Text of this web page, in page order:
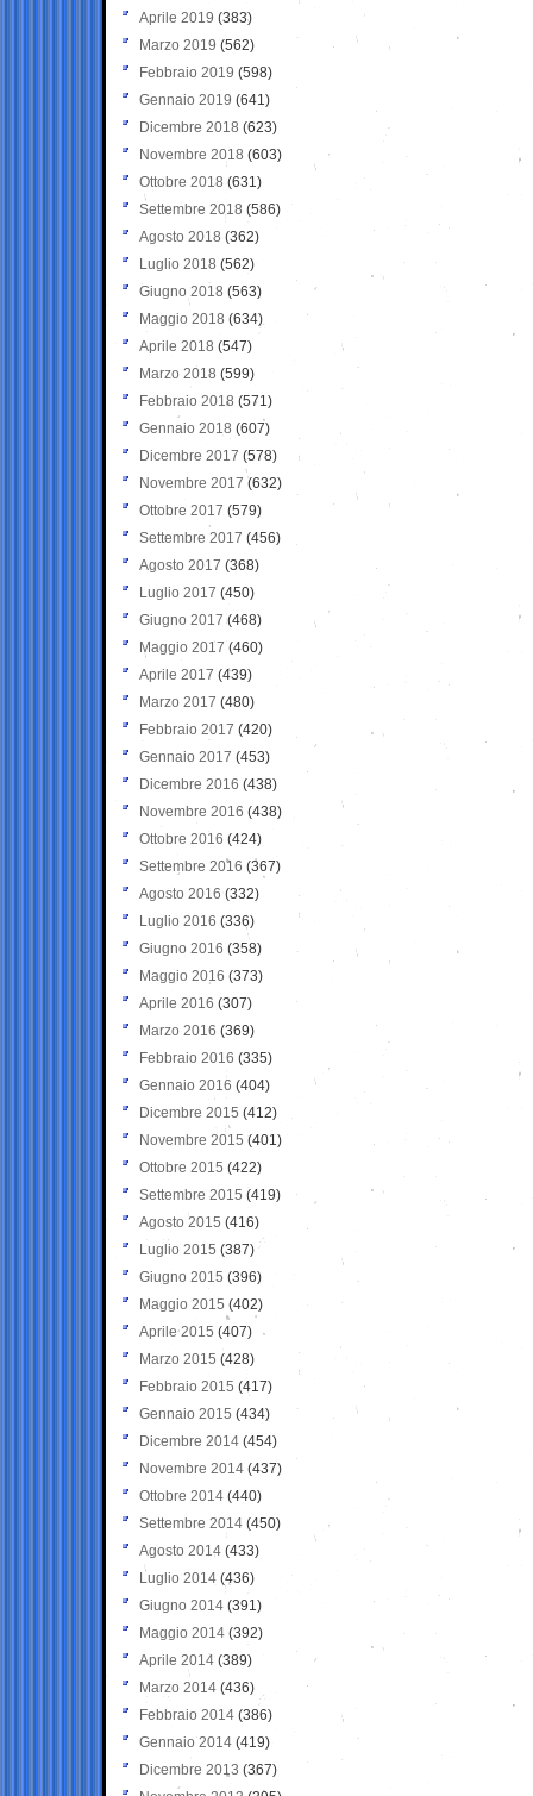
Aprile 2019 (383)
Marzo 2019 (562)
Febbraio 2019 (598)
Gennaio 2019 (641)
Dicembre 2018 (623)
Novembre 2018 (603)
Ottobre 2018 (631)
Settembre 2018 (586)
Agosto 2018 (362)
Luglio 2018 (562)
Giugno 2018 (563)
Maggio 2018 (634)
Aprile 2018 (547)
Marzo 2018 (599)
Febbraio 2018 (571)
Gennaio 2018 (607)
Dicembre 2017 (578)
Novembre 2017 (632)
Ottobre 2017 (579)
Settembre 2017 (456)
Agosto 2017 (368)
Luglio 2017 (450)
Giugno 2017 (468)
Maggio 2017 (460)
Aprile 2017 (439)
Marzo 2017 (480)
Febbraio 2017 (420)
Gennaio 2017 (453)
Dicembre 2016 (438)
Novembre 2016 (438)
Ottobre 2016 (424)
Settembre 2016 (367)
Agosto 2016 (332)
Luglio 2016 (336)
Giugno 2016 (358)
Maggio 2016 (373)
Aprile 2016 (307)
Marzo 2016 (369)
Febbraio 2016 (335)
Gennaio 2016 (404)
Dicembre 2015 (412)
Novembre 2015 (401)
Ottobre 2015 (422)
Settembre 2015 (419)
Agosto 2015 (416)
Luglio 2015 (387)
Giugno 2015 (396)
Maggio 2015 (402)
Aprile 2015 (407)
Marzo 2015 (428)
Febbraio 2015 (417)
Gennaio 2015 (434)
Dicembre 2014 (454)
Novembre 2014 (437)
Ottobre 2014 (440)
Settembre 2014 (450)
Agosto 2014 (433)
Luglio 2014 (436)
Giugno 2014 (391)
Maggio 2014 (392)
Aprile 2014 (389)
Marzo 2014 (436)
Febbraio 2014 (386)
Gennaio 2014 (419)
Dicembre 2013 (367)